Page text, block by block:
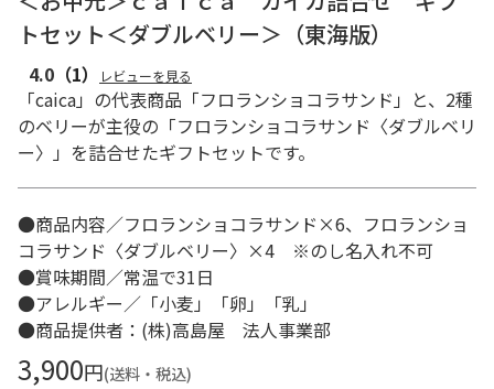
トセット＜ダブルベリー＞（東海版）
4.0 （1） レビューを見る
「caica」の代表商品「フロランショコラサンド」と、2種
のベリーが主役の「フロランショコラサンド〈ダブルベリ
ー〉」を詰合せたギフトセットです。
●商品内容／フロランショコラサンド×6、フロランショ
コラサンド〈ダブルベリー〉×4 ※のし名入れ不可
●賞味期間／常温で31日
●アレルギー／「小麦」「卵」「乳」
●商品提供者：(株)高島屋 法人事業部
3,900円(送料・税込)